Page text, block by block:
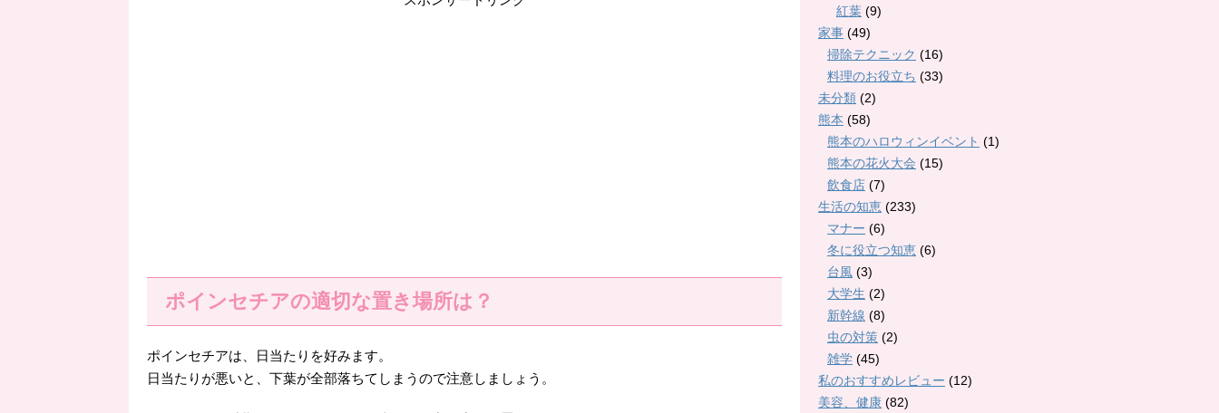
ポインセチアの適切な置き場所は？
ポインセチアは、日当たりを好みます。
日当たりが悪いと、下葉が全部落ちてしまうので注意しましょう。
紅葉 (9)
家事 (49)
掃除テクニック (16)
料理のお役立ち (33)
未分類 (2)
熊本 (58)
熊本のハロウィンイベント (1)
熊本の花火大会 (15)
飲食店 (7)
生活の知恵 (233)
マナー (6)
冬に役立つ知恵 (6)
台風 (3)
大学生 (2)
新幹線 (8)
虫の対策 (2)
雑学 (45)
私のおすすめレビュー (12)
美容、健康 (82)